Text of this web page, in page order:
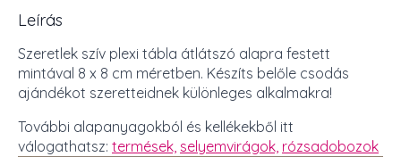
Leírás
Szeretlek szív plexi tábla átlátszó alapra festett
mintával 8 x 8 cm méretben. Készíts belőle csodás
ajándékot szeretteidnek különleges alkalmakra!
További alapanyagokból és kellékekből itt
válogathatsz: termések, selyemvirágok, rózsadobozok